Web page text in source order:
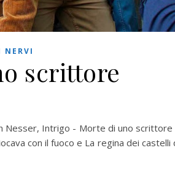
NERVI
scrittore
Nesser, Intrigo - Morte di uno scrittore
con il fuoco e La regina dei castelli